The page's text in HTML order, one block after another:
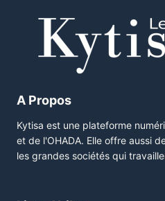
A Propos
Kytisa est une plateforme
et de l'OHADA. Elle offre aussi
les grandes sociétés qui